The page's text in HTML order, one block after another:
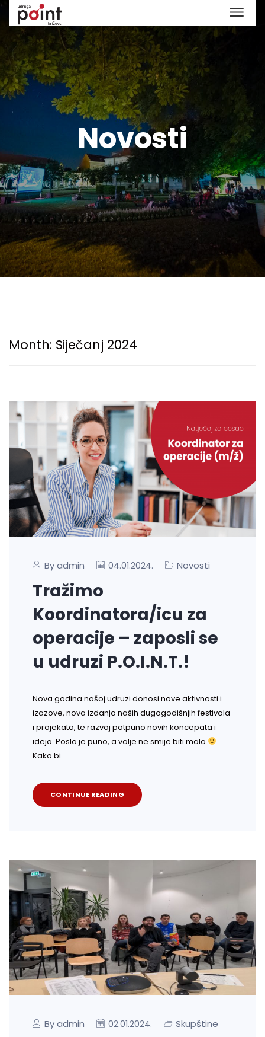
Novosti
Month: Siječanj 2024
By admin 04.01.2024. Novosti
Tražimo
Koordinatora/icu za
operacije – zaposli se
u udruzi P.O.I.N.T.!
Nova godina našoj udruzi donosi nove aktivnosti i
izazove, nova izdanja naših dugogodišnjih festivala
i projekata, te razvoj potpuno novih koncepata i
ideja. Posla je puno, a volje ne smije biti malo
Kako bi…
CONTINUE READING
By admin 02.01.2024. Skupštine